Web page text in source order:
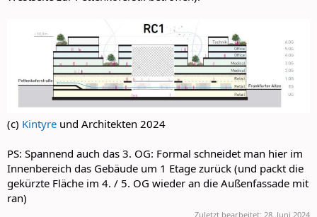
(c) Kintyre und Architekten 2024
PS: Spannend auch das 3. OG: Formal schneidet man hier im
Innenbereich das Gebäude um 1 Etage zurück (und packt die
gekürzte Fläche im 4. / 5. OG wieder an die Außenfassade mit
ran)
Zuletzt bearbeitet: 28. Juni 2024